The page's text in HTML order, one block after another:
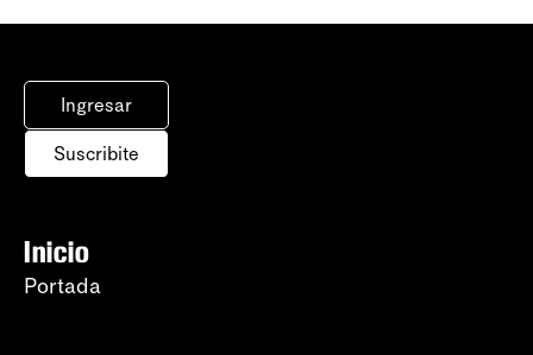
Ingresar
Suscribite
Inicio
Portada